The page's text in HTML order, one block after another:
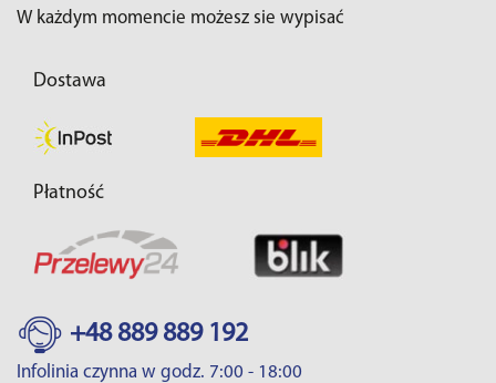
W każdym momencie możesz sie wypisać
Dostawa
Płatność
+48 889 889 192
Infolinia czynna w godz. 7:00 - 18:00